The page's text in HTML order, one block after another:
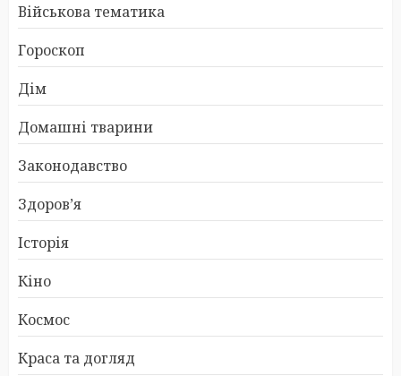
Військова тематика
Гороскоп
Дім
Домашні тварини
Законодавство
Здоров’я
Історія
Кіно
Космос
Краса та догляд